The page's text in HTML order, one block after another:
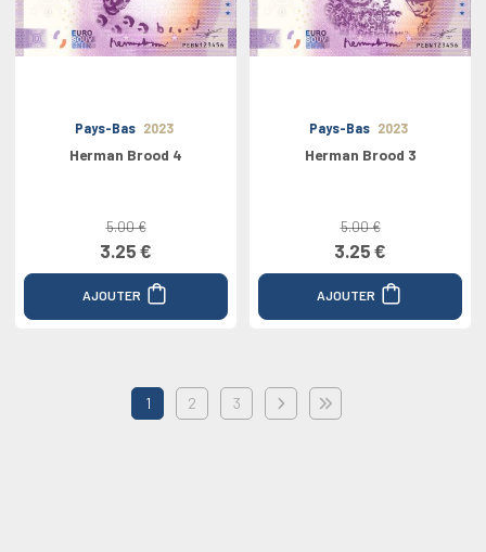
Pays-Bas 2023
Herman Brood 4
5.00 €
3.25 €
AJOUTER
Pays-Bas 2023
Herman Brood 3
5.00 €
3.25 €
AJOUTER
1 2 3